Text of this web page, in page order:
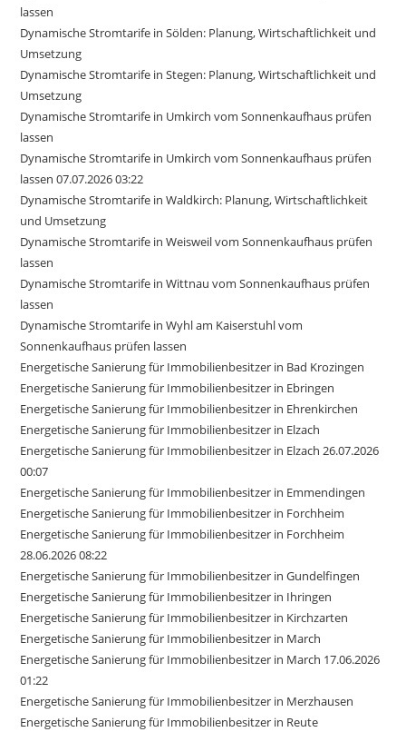
lassen
Dynamische Stromtarife in Sölden: Planung, Wirtschaftlichkeit und
Umsetzung
Dynamische Stromtarife in Stegen: Planung, Wirtschaftlichkeit und
Umsetzung
Dynamische Stromtarife in Umkirch vom Sonnenkaufhaus prüfen
lassen
Dynamische Stromtarife in Umkirch vom Sonnenkaufhaus prüfen
lassen 07.07.2026 03:22
Dynamische Stromtarife in Waldkirch: Planung, Wirtschaftlichkeit
und Umsetzung
Dynamische Stromtarife in Weisweil vom Sonnenkaufhaus prüfen
lassen
Dynamische Stromtarife in Wittnau vom Sonnenkaufhaus prüfen
lassen
Dynamische Stromtarife in Wyhl am Kaiserstuhl vom
Sonnenkaufhaus prüfen lassen
Energetische Sanierung für Immobilienbesitzer in Bad Krozingen
Energetische Sanierung für Immobilienbesitzer in Ebringen
Energetische Sanierung für Immobilienbesitzer in Ehrenkirchen
Energetische Sanierung für Immobilienbesitzer in Elzach
Energetische Sanierung für Immobilienbesitzer in Elzach 26.07.2026
00:07
Energetische Sanierung für Immobilienbesitzer in Emmendingen
Energetische Sanierung für Immobilienbesitzer in Forchheim
Energetische Sanierung für Immobilienbesitzer in Forchheim
28.06.2026 08:22
Energetische Sanierung für Immobilienbesitzer in Gundelfingen
Energetische Sanierung für Immobilienbesitzer in Ihringen
Energetische Sanierung für Immobilienbesitzer in Kirchzarten
Energetische Sanierung für Immobilienbesitzer in March
Energetische Sanierung für Immobilienbesitzer in March 17.06.2026
01:22
Energetische Sanierung für Immobilienbesitzer in Merzhausen
Energetische Sanierung für Immobilienbesitzer in Reute